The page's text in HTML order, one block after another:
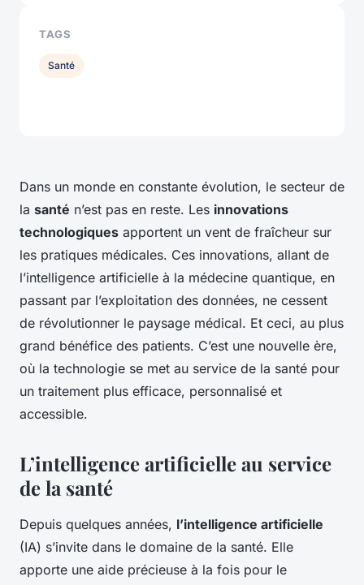
Dans un monde en constante évolution, le secteur de
la santé n’est pas en reste. Les innovations
technologiques apportent un vent de fraîcheur sur
les pratiques médicales. Ces innovations, allant de
l’intelligence artificielle à la médecine quantique, en
passant par l’exploitation des données, ne cessent
de révolutionner le paysage médical. Et ceci, au plus
grand bénéfice des patients. C’est une nouvelle ère,
où la technologie se met au service de la santé pour
un traitement plus efficace, personnalisé et
accessible.
L’intelligence artificielle au service
de la santé
Depuis quelques années, l’intelligence artificielle
(IA) s’invite dans le domaine de la santé. Elle
apporte une aide précieuse à la fois pour le
TAGS
Santé